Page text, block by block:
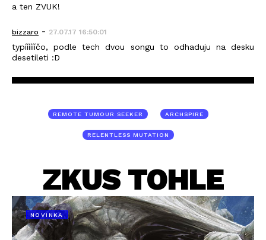
a ten ZVUK!
bizzaro - 27.07.17 16:50:01
typííííííčo, podle tech dvou songu to odhaduju na desku
desetileti :D
REMOTE TUMOUR SEEKER ARCHSPIRE
RELENTLESS MUTATION
ZKUS TOHLE
NOVINKA